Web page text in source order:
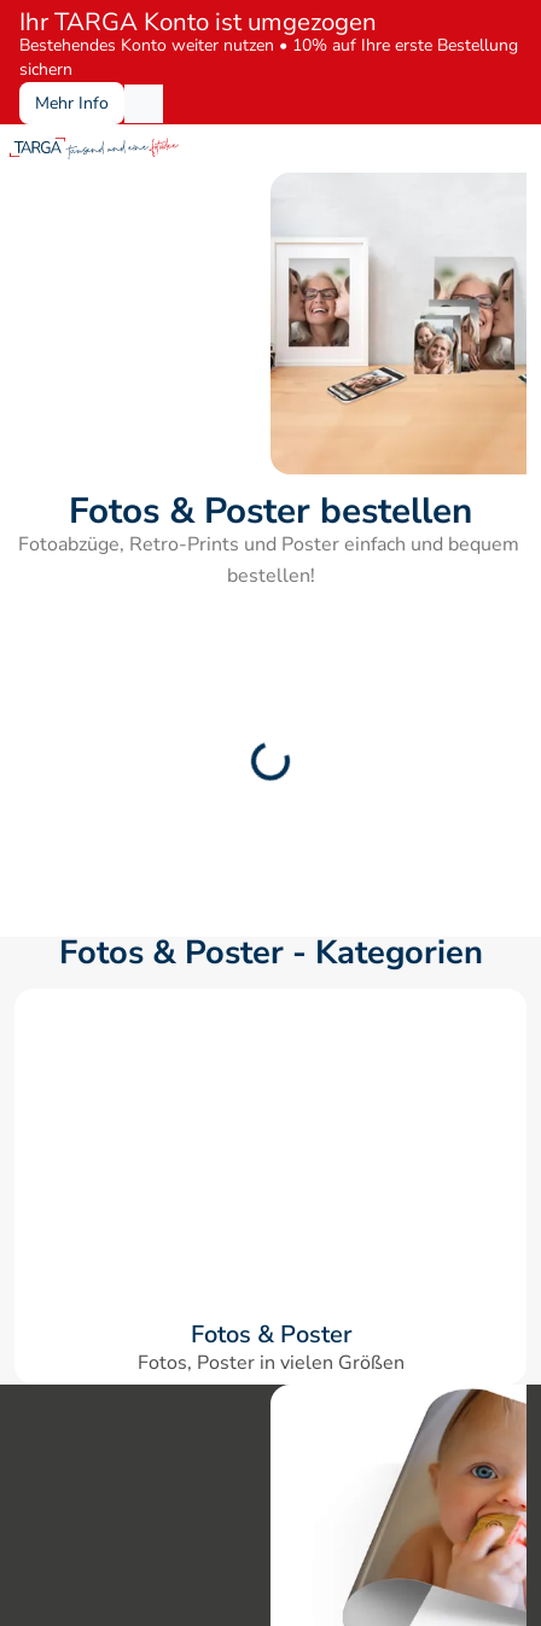
Ihr TARGA Konto ist umgezogen
Bestehendes Konto weiter nutzen • 10% auf Ihre erste Bestellung
sichern
Mehr Info
Fotos & Poster bestellen
Fotoabzüge, Retro-Prints und Poster einfach und bequem
bestellen!
Fotos & Poster - Kategorien
Fotos & Poster
Fotos, Poster in vielen Größen